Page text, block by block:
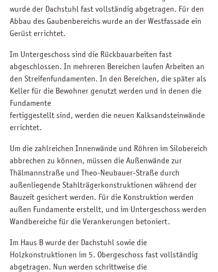
wurde der Dachstuhl fast vollständig abgetragen. Für den
Abbau des Gaubenbereichs wurde an der Westfassade ein
Gerüst errichtet.
Im Untergeschoss sind die Rückbauarbeiten fast
abgeschlossen. In mehreren Bereichen laufen Arbeiten an
den Streifenfundamenten. In den Bereichen, die später als
Keller für die Bewohner genutzt werden und in denen die
Fundamente
fertiggestellt sind, werden die neuen Kalksandsteinwände
errichtet.
Um die zahlreichen Innenwände und Röhren im Silobereich
abbrechen zu können, müssen die Außenwände zur
Thälmannstraße und Theo-Neubauer-Straße durch
außenliegende Stahlträgerkonstruktionen während der
Bauzeit gesichert werden. Für die Konstruktion werden
außen Fundamente erstellt, und im Untergeschoss werden
Wandbereiche für die Verankerungen betoniert.
Im Haus B wurde der Dachstuhl sowie die
Holzkonstruktionen im 5. Obergeschoss fast vollständig
abgetragen. Nun werden schrittweise die